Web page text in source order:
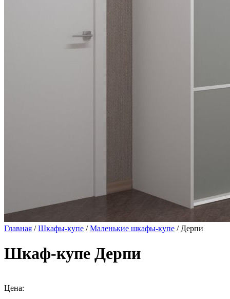
Главная /Шкафы-купе /Маленькие шкафы-купе / Дерпи
Шкаф-купе Дерпи
Цена: